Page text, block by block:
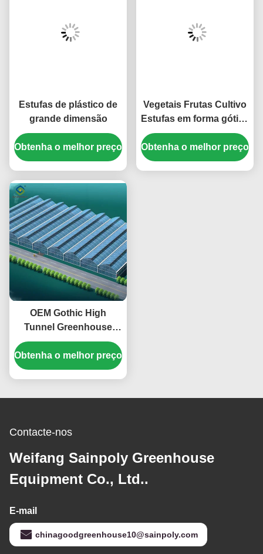
Estufas de plástico de
grande dimensão
Obtenha o melhor preço
Vegetais Frutas Cultivo
Estufas em forma gótica
PO PEP Cobre de filme
plástico
Obtenha o melhor preço
OEM Gothic High
Tunnel Greenhouse
Para Plantio de Tomate
e Alface de Morango
Obtenha o melhor preço
Contacte-nos
Weifang Sainpoly Greenhouse
Equipment Co., Ltd..
E-mail
chinagoodgreenhouse10@sainpoly.com